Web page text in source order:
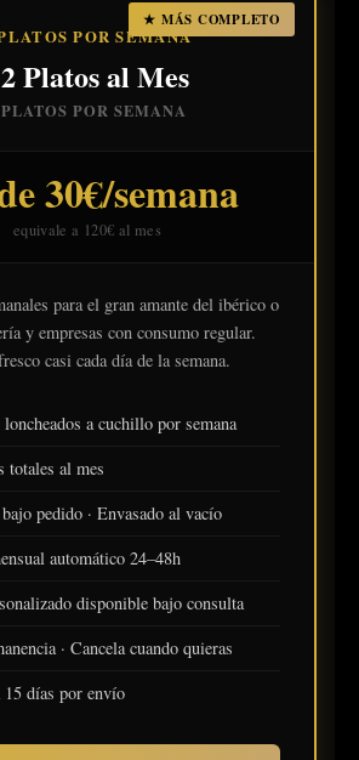
★ MÁS COMPLETO
POR SEMANA
Platos al Mes
POR SEMANA
30€/semana
equivale a 120€ al mes
para el gran amante del ibérico o
y empresas con consumo regular.
casi cada día de la semana.
a cuchillo por semana
totales al mes
pedido · Envasado al vacío
automático 24–48h
disponible bajo consulta
· Cancela cuando quieras
15 días por envío